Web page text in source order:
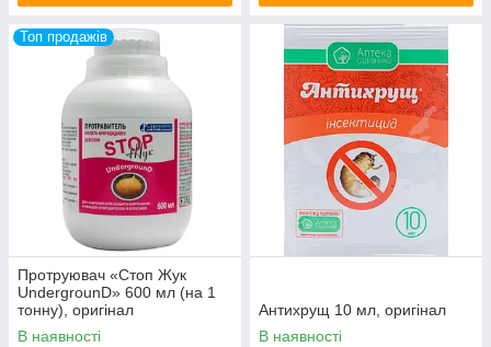
Топ продажів
Протруювач «Стоп Жук
UndergrounD» 600 мл (на 1
тонну), оригінал
В наявності
Антихрущ 10 мл, оригінал
В наявності